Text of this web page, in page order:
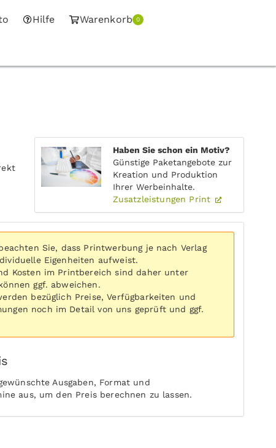
Hilfe Warenkorb 0
Haben Sie schon ein Motiv?
Günstige Paketangebote zur
Kreation und Produktion
Ihrer Werbeinhalte.
Zusatzleistungen Print
Sie, dass Printwerbung je nach Verlag
Eigenheiten aufweist.
Kosten im Printbereich sind daher unter
ggf. abweichen.
bezüglich Preise, Verfügbarkeiten und
noch im Detail von uns geprüft und ggf.
Ausgaben, Format und
aus, um den Preis berechnen zu lassen.